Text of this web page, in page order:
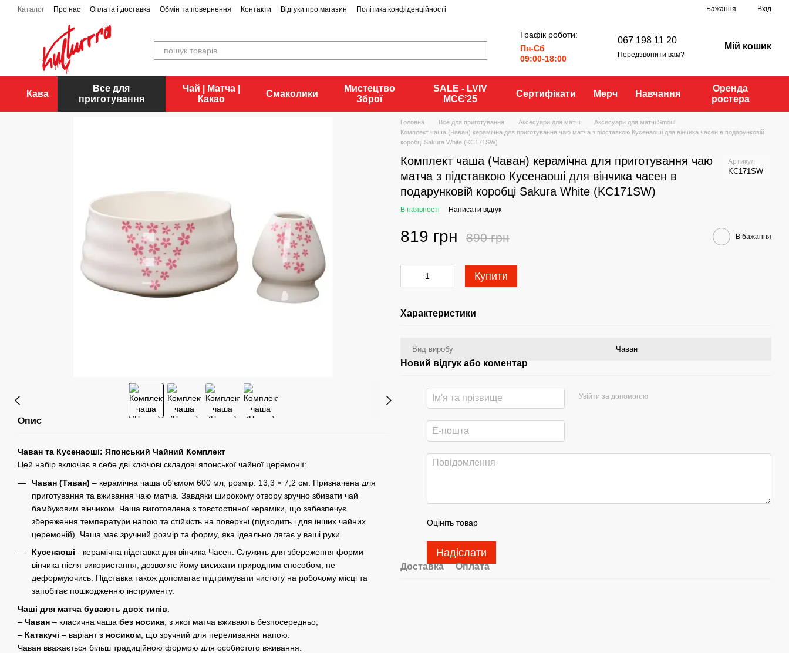
Перейти до основного контенту
Каталог Про нас Оплата і доставка Обмін та повернення Контакти Відгуки про магазин Політика конфіденційності Бажання Вхід
Графік роботи:
Пн-Сб
09:00-18:00
067 198 11 20
Передзвонити вам?
Мій кошик
Кава
Все для
приготування
Чай | Матча |
Какао
Смаколики
Мистецтво
Зброї
SALE - LVIV
MCЄʼ25
Сертифікати Мерч Навчання
Оренда
ростера
Опис
Чаван та Кусенаоші: Японський Чайний Комплект
Цей набір включає в себе дві ключові складові японської чайної церемонії:
Чаван (Тяван) – керамічна чаша об'ємом 600 мл, розмір: 13,3 × 7,2 см. Призначена для
приготування та вживання чаю матча. Завдяки широкому отвору зручно збивати чай
бамбуковим вінчиком. Чаша виготовлена з товстостінної кераміки, що забезпечує
збереження температури напою та стійкість на поверхні (підходить і для інших чайних
церемоній). Чаша має зручний розмір та форму, яка ідеально лягає у ваші руки.
Кусенаоші - керамічна підставка для вінчика Часен. Служить для збереження форми
вінчика після використання, дозволяє йому висихати природним способом, не
деформуючись. Підставка також допомагає підтримувати чистоту на робочому місці та
запобігає пошкодженню інструменту.
Чаші для матча бувають двох типів:
– Чаван – класична чаша без носика , з якої матча вживають безпосередньо;
– Катакучі – варіантз носиком , що зручний для переливання напою.
Чаван вважається більш традиційною формою для особистого вживання.
Головна Все для приготування Аксесуари для матчі
Аксесуари для матчі Smoul
Комплект чаша (Чаван) керамічна для приготування чаю матча з підставкою Кусенаоші для вінчика часен в подарунковій
коробці Sakura White (KC171SW)
Комплект чаша (Чаван) керамічна для приготування чаю
матча з підставкою Кусенаоші для вінчика часен в
подарунковій коробці Sakura White (KC171SW)
Артикул
KC171SW
В наявності Написати відгук
819 грн 890 грн В бажання
Купити
Характеристики
Вид виробу Чаван
Новий відгук або коментар
Увійти за допомогою
Оцініть товар
Надіслати
Доставка Оплата